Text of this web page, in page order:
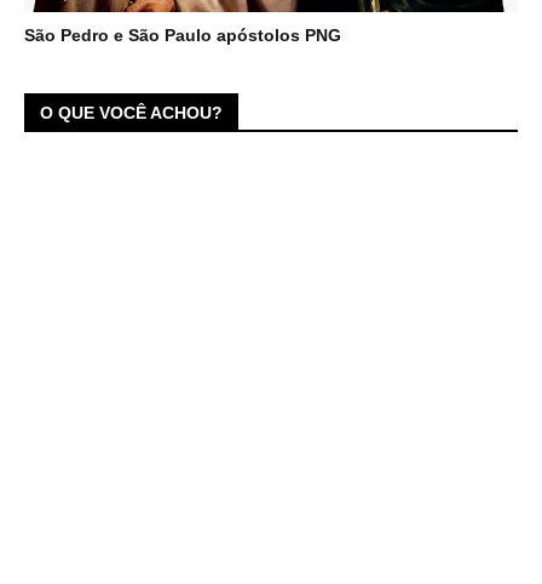
São Pedro e São Paulo apóstolos PNG
O QUE VOCÊ ACHOU?